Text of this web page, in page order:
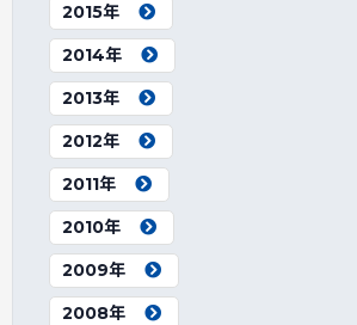
2015年
2014年
2013年
2012年
2011年
2010年
2009年
2008年